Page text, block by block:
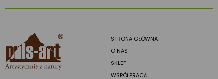
STRONA GŁÓWNA
O NAS
SKLEP
WSPÓŁPRACA